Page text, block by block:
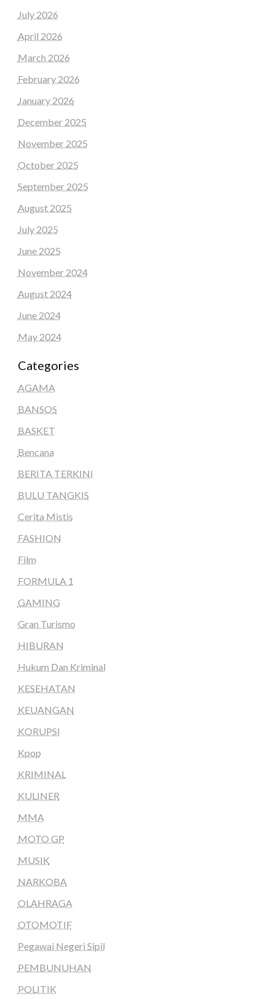
July 2026
April 2026
March 2026
February 2026
January 2026
December 2025
November 2025
October 2025
September 2025
August 2025
July 2025
June 2025
November 2024
August 2024
June 2024
May 2024
Categories
AGAMA
BANSOS
BASKET
Bencana
BERITA TERKINI
BULU TANGKIS
Cerita Mistis
FASHION
Film
FORMULA 1
GAMING
Gran Turismo
HIBURAN
Hukum Dan Kriminal
KESEHATAN
KEUANGAN
KORUPSI
Kpop
KRIMINAL
KULINER
MMA
MOTO GP
MUSIK
NARKOBA
OLAHRAGA
OTOMOTIF
Pegawai Negeri Sipil
PEMBUNUHAN
POLITIK